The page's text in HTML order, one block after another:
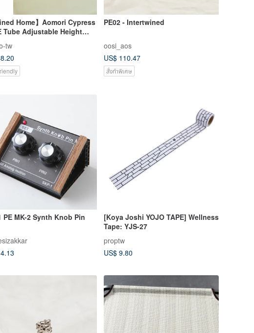
Home】Aomori Cypress
Tube Adjustable Height
PE Breathable Pillow
tw
PE02 - Intertwined
oosi_aos
US$ 110.47
สั่งทำพิเศษ
PE MK-2 Synth Knob Pin
[Koya Joshi YOJO TAPE] Wellness
Tape: YJS-27
proptw
US$ 9.80